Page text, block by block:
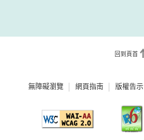
回到頁首
無障礙瀏覽 網頁指南 版權告示